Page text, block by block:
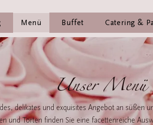
Menü Buffet Catering &
Unser Menü
delikates und exquisites Angebot an süßen
und Torten finden Sie eine facettenreiche